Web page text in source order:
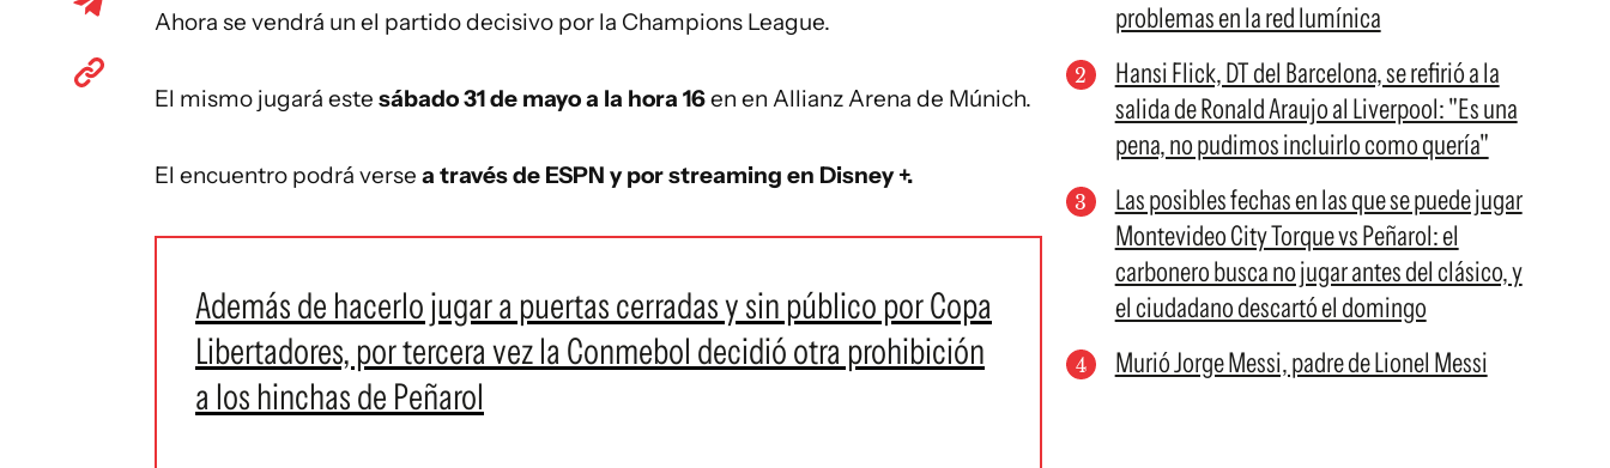
Ahora se vendrá un el partido decisivo por la Champions League.
El mismo jugará este sábado 31 de mayo a la hora 16en en Allianz Arena de Múnich.
El encuentro podrá verse a través de ESPN y por streaming en Disney +.
Además de hacerlo jugar a puertas cerradas y sin público por Copa
Libertadores, por tercera vez la Conmebol decidió otra prohibición
a los hinchas de Peñarol
problemas en la red lumínica
Hansi Flick, DT del Barcelona, se refirió a la
salida de Ronald Araujo al Liverpool: "Es una
pena, no pudimos incluirlo como quería"
Las posibles fechas en las que se puede jugar
Montevideo City Torque vs Peñarol: el
carbonero busca no jugar antes del clásico, y
el ciudadano descartó el domingo
Murió Jorge Messi, padre de Lionel Messi